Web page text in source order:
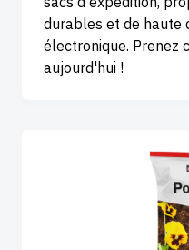
durables et de haute
électronique. Prenez
aujourd'hui !